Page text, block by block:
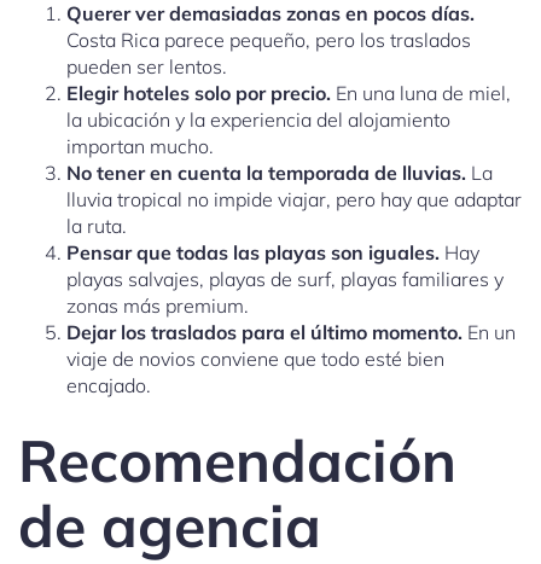
Querer ver demasiadas zonas en pocos días.
Costa Rica parece pequeño, pero los traslados
pueden ser lentos.
Elegir hoteles solo por precio. En una luna de miel,
la ubicación y la experiencia del alojamiento
importan mucho.
No tener en cuenta la temporada de lluvias. La
lluvia tropical no impide viajar, pero hay que adaptar
la ruta.
Pensar que todas las playas son iguales. Hay
playas salvajes, playas de surf, playas familiares y
zonas más premium.
Dejar los traslados para el último momento. En un
viaje de novios conviene que todo esté bien
encajado.
Recomendación
de agencia